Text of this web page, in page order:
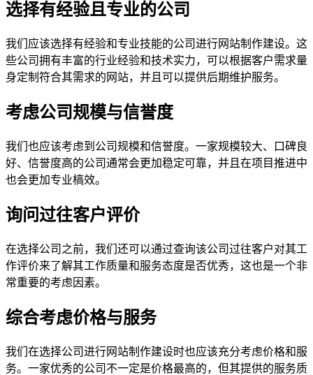
选择有经验且专业的公司
我们应该选择有经验和专业技能的公司进行网站制作建设。这
些公司拥有丰富的行业经验和技术实力，可以根据客户需求量
身定制符合其需求的网站，并且可以提供后期维护服务。
考虑公司规模与信誉度
我们也应该考虑到公司规模和信誉度。一家规模较大、口碑良
好、信誉度高的公司通常会更加稳定可靠，并且在项目推进中
也会更加专业槁效。
询问过往客户评价
在选择公司之前，我们还可以通过查询该公司过往客户对其工
作评价来了解其工作质量和服务态度是否优秀，这也是一个非
常重要的考虑因素。
综合考虑价格与服务
我们在选择公司进行网站制作建设时也应该充分考虑价格和服
务。一家优秀的公司不一定是价格最高的，但其提供的服务质